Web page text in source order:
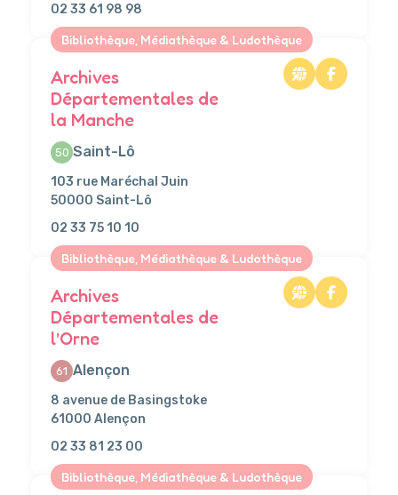
02 33 61 98 98
Bibliothèque, Médiathèque & Ludothèque
Archives
Départementales de
la Manche
50 Saint-Lô
103 rue Maréchal Juin
50000 Saint-Lô
02 33 75 10 10
Bibliothèque, Médiathèque & Ludothèque
Archives
Départementales de
l’Orne
61 Alençon
8 avenue de Basingstoke
61000 Alençon
02 33 81 23 00
Bibliothèque, Médiathèque & Ludothèque